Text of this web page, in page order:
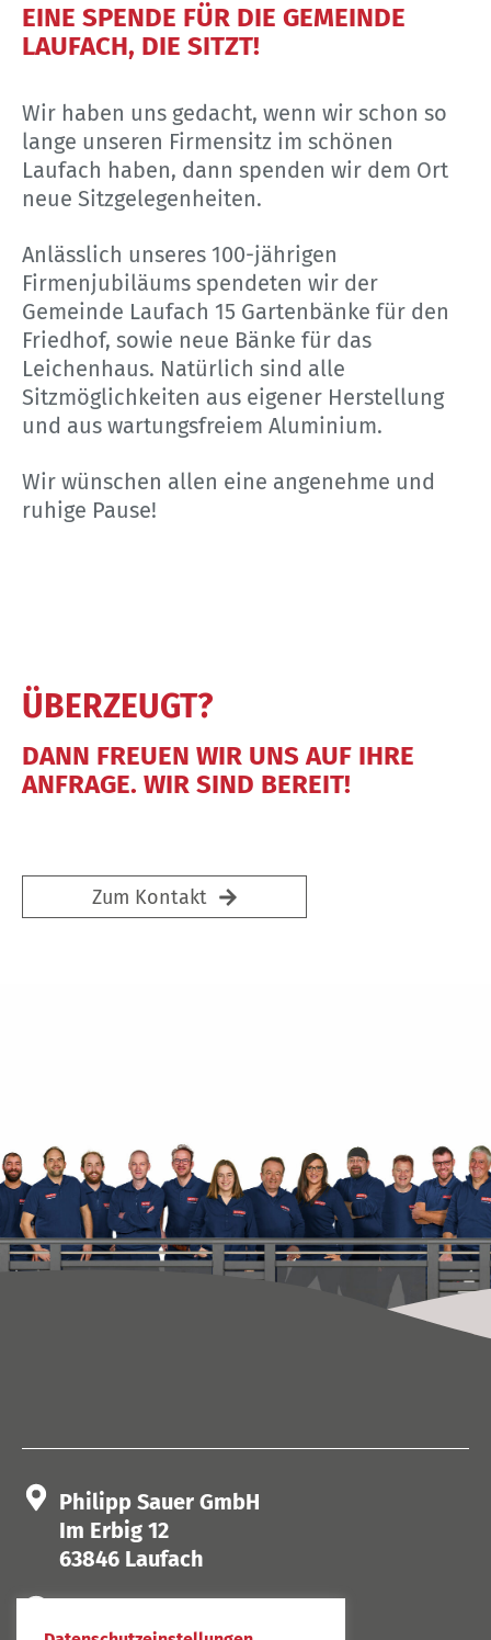
EINE SPENDE FÜR DIE GEMEINDE
LAUFACH, DIE SITZT!
Wir haben uns gedacht, wenn wir schon so
lange unseren Firmensitz im schönen
Laufach haben, dann spenden wir dem Ort
neue Sitzgelegenheiten.
Anlässlich unseres 100-jährigen
Firmenjubiläums spendeten wir der
Gemeinde Laufach 15 Gartenbänke für den
Friedhof, sowie neue Bänke für das
Leichenhaus. Natürlich sind alle
Sitzmöglichkeiten aus eigener Herstellung
und aus wartungsfreiem Aluminium.
Wir wünschen allen eine angenehme und
ruhige Pause!
ÜBERZEUGT?
DANN FREUEN WIR UNS AUF IHRE
ANFRAGE. WIR SIND BEREIT!
Zum Kontakt
Philipp Sauer GmbH
Im Erbig 12
63846 Laufach